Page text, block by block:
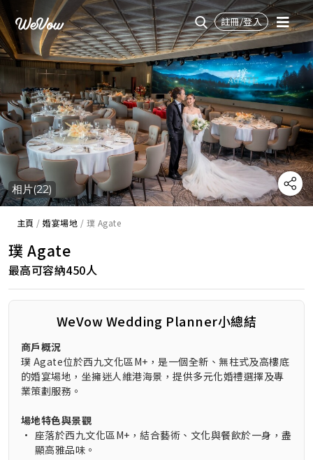
註冊/登入
相片(22)
主頁 /婚宴場地 / 璞 Agate
璞 Agate
最高可容納450人
WeVow Wedding Planner小總結
商戶概況
璞 Agate位於西九文化區M+，是一個全新、無柱式及高樓底
的婚宴場地，坐擁迷人維港海景，提供多元化婚禮選擇及專
業策劃服務。
場地特色與景觀
• 座落於西九文化區M+，結合藝術、文化與餐飲於一身，盡
顯高雅品味。